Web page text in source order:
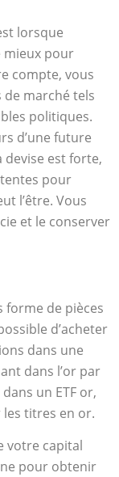
lorsque
mieux pour
compte, vous
marché tels
politiques.
d’une future
devise est forte,
pour
l’être. Vous
et le conserver
forme de pièces
d’acheter
dans une
dans l’or par
un ETF or,
titres en or.
votre capital
pour obtenir